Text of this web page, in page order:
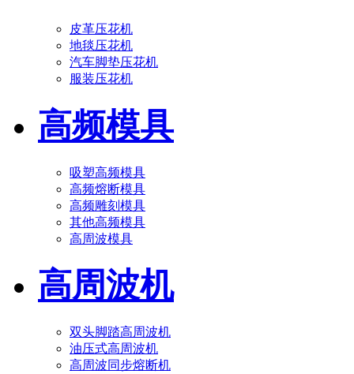
皮革压花机
地毯压花机
汽车脚垫压花机
服装压花机
高频模具
吸塑高频模具
高频熔断模具
高频雕刻模具
其他高频模具
高周波模具
高周波机
双头脚踏高周波机
油压式高周波机
高周波同步熔断机